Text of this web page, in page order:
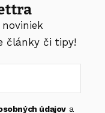
články či tipy!
údajova